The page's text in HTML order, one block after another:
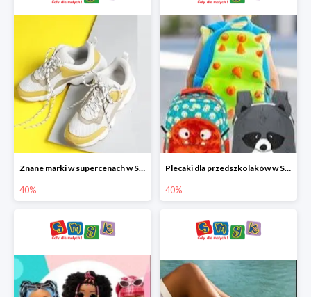
Znane marki w supercenach w Smyku - buty do -40%
40%
Plecaki dla przedszkolaków w Smyku do -40%
40%